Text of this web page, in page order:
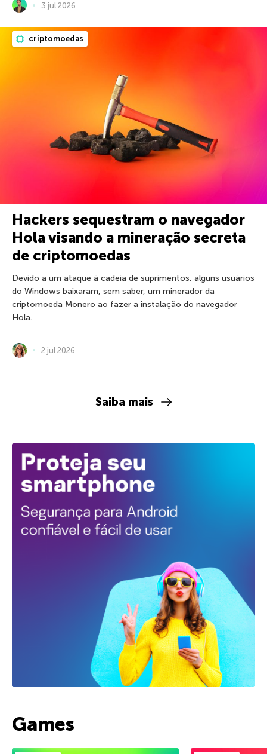
3 jul 2026
criptomoedas
Hackers sequestram o navegador
Hola visando a mineração secreta
de criptomoedas
Devido a um ataque à cadeia de suprimentos, alguns usuários
do Windows baixaram, sem saber, um minerador da
criptomoeda Monero ao fazer a instalação do navegador
Hola.
2 jul 2026
Saiba mais
Games